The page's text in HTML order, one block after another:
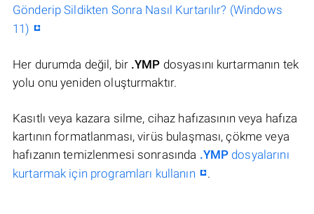
Gönderip Sildikten Sonra Nasıl Kurtarılır? (Windows
11)
Her durumda değil, bir .YMP dosyasını kurtarmanın tek
yolu onu yeniden oluşturmaktır.
Kasıtlı veya kazara silme, cihaz hafızasının veya hafıza
kartının formatlanması, virüs bulaşması, çökme veya
hafızanın temizlenmesi sonrasında .YMP dosyalarını
kurtarmak için programları kullanın
.